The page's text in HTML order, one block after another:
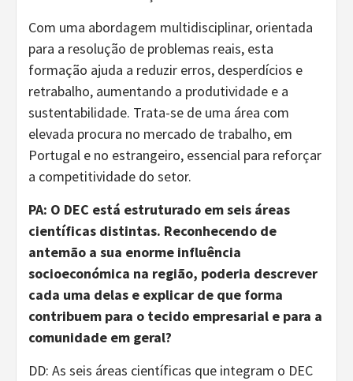
Com uma abordagem multidisciplinar, orientada
para a resolução de problemas reais, esta
formação ajuda a reduzir erros, desperdícios e
retrabalho, aumentando a produtividade e a
sustentabilidade. Trata-se de uma área com
elevada procura no mercado de trabalho, em
Portugal e no estrangeiro, essencial para reforçar
a competitividade do setor.
PA: O DEC está estruturado em seis áreas
científicas distintas. Reconhecendo de
antemão a sua enorme influência
socioeconómica na região, poderia descrever
cada uma delas e explicar de que forma
contribuem para o tecido empresarial e para a
comunidade em geral?
DD: As seis áreas científicas que integram o DEC